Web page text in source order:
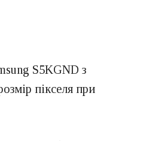
S5KGND з
пікселя при